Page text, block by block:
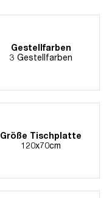
Gestellfarben
3 Gestellfarben
Größe Tischplatte
120x70cm